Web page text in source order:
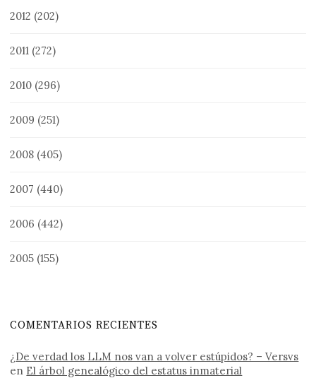
2012 (202)
2011 (272)
2010 (296)
2009 (251)
2008 (405)
2007 (440)
2006 (442)
2005 (155)
COMENTARIOS RECIENTES
¿De verdad los LLM nos van a volver estúpidos? – Versvs
en El árbol genealógico del estatus inmaterial